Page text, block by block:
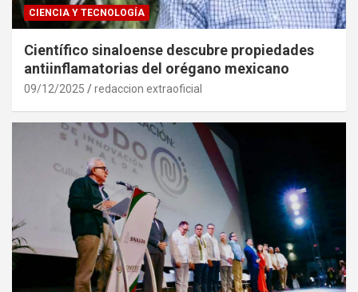
CIENCIA Y TECNOLOGÍA
Científico sinaloense descubre propiedades
antiinflamatorias del orégano mexicano
09/12/2025 redaccion extraoficial